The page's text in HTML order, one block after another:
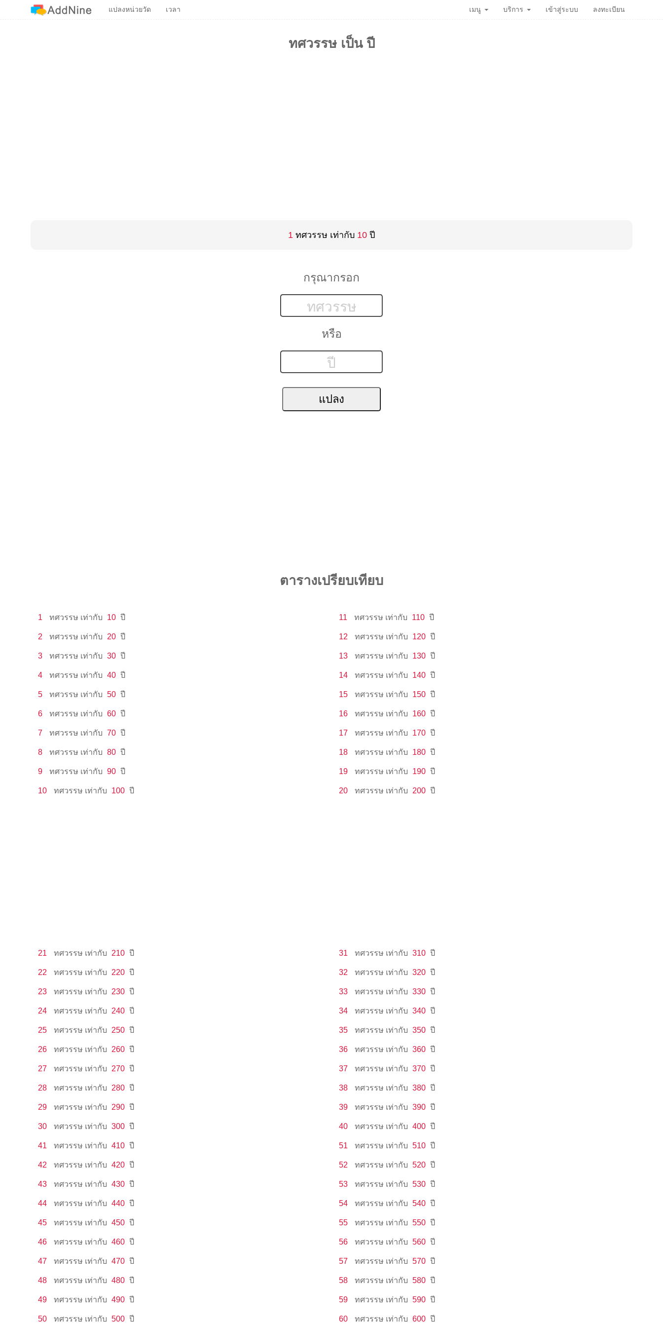
แปลงหน่วยวัด เวลา เมนู บริการ เข้าสู่ระบบ ลงทะเบียน
ทศวรรษ เป็น ปี
1 ทศวรรษ เท่ากับ 10 ปี
กรุณากรอก
หรือ
ตารางเปรียบเทียบ
1 ทศวรรษ เท่ากับ 10 ปี
2 ทศวรรษ เท่ากับ 20 ปี
3 ทศวรรษ เท่ากับ 30 ปี
4 ทศวรรษ เท่ากับ 40 ปี
5 ทศวรรษ เท่ากับ 50 ปี
6 ทศวรรษ เท่ากับ 60 ปี
7 ทศวรรษ เท่ากับ 70 ปี
8 ทศวรรษ เท่ากับ 80 ปี
9 ทศวรรษ เท่ากับ 90 ปี
10 ทศวรรษ เท่ากับ 100 ปี
11 ทศวรรษ เท่ากับ 110 ปี
12 ทศวรรษ เท่ากับ 120 ปี
13 ทศวรรษ เท่ากับ 130 ปี
14 ทศวรรษ เท่ากับ 140 ปี
15 ทศวรรษ เท่ากับ 150 ปี
16 ทศวรรษ เท่ากับ 160 ปี
17 ทศวรรษ เท่ากับ 170 ปี
18 ทศวรรษ เท่ากับ 180 ปี
19 ทศวรรษ เท่ากับ 190 ปี
20 ทศวรรษ เท่ากับ 200 ปี
21 ทศวรรษ เท่ากับ 210 ปี
22 ทศวรรษ เท่ากับ 220 ปี
23 ทศวรรษ เท่ากับ 230 ปี
24 ทศวรรษ เท่ากับ 240 ปี
25 ทศวรรษ เท่ากับ 250 ปี
26 ทศวรรษ เท่ากับ 260 ปี
27 ทศวรรษ เท่ากับ 270 ปี
28 ทศวรรษ เท่ากับ 280 ปี
29 ทศวรรษ เท่ากับ 290 ปี
30 ทศวรรษ เท่ากับ 300 ปี
31 ทศวรรษ เท่ากับ 310 ปี
32 ทศวรรษ เท่ากับ 320 ปี
33 ทศวรรษ เท่ากับ 330 ปี
34 ทศวรรษ เท่ากับ 340 ปี
35 ทศวรรษ เท่ากับ 350 ปี
36 ทศวรรษ เท่ากับ 360 ปี
37 ทศวรรษ เท่ากับ 370 ปี
38 ทศวรรษ เท่ากับ 380 ปี
39 ทศวรรษ เท่ากับ 390 ปี
40 ทศวรรษ เท่ากับ 400 ปี
41 ทศวรรษ เท่ากับ 410 ปี
42 ทศวรรษ เท่ากับ 420 ปี
43 ทศวรรษ เท่ากับ 430 ปี
44 ทศวรรษ เท่ากับ 440 ปี
45 ทศวรรษ เท่ากับ 450 ปี
46 ทศวรรษ เท่ากับ 460 ปี
47 ทศวรรษ เท่ากับ 470 ปี
48 ทศวรรษ เท่ากับ 480 ปี
49 ทศวรรษ เท่ากับ 490 ปี
50 ทศวรรษ เท่ากับ 500 ปี
51 ทศวรรษ เท่ากับ 510 ปี
52 ทศวรรษ เท่ากับ 520 ปี
53 ทศวรรษ เท่ากับ 530 ปี
54 ทศวรรษ เท่ากับ 540 ปี
55 ทศวรรษ เท่ากับ 550 ปี
56 ทศวรรษ เท่ากับ 560 ปี
57 ทศวรรษ เท่ากับ 570 ปี
58 ทศวรรษ เท่ากับ 580 ปี
59 ทศวรรษ เท่ากับ 590 ปี
60 ทศวรรษ เท่ากับ 600 ปี